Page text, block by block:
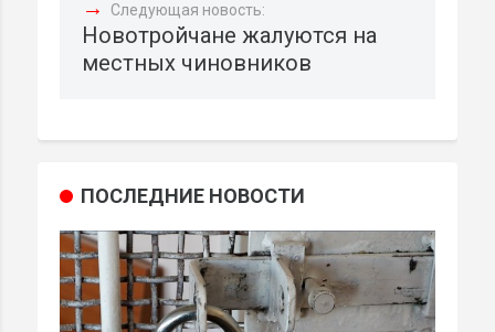
→ Следующая новость:
Новотройчане жалуются на
местных чиновников
ПОСЛЕДНИЕ НОВОСТИ